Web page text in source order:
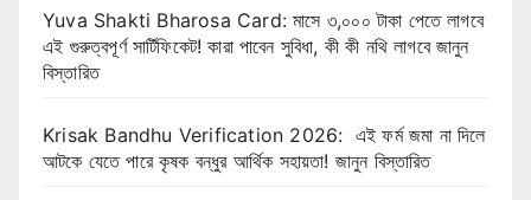
Yuva Shakti Bharosa Card: মাসে ৩,০০০ টাকা পেতে লাগবে
এই গুরুত্বপূর্ণ সার্টিফিকেট! কারা পাবেন সুবিধা, কী কী নথি লাগবে জানুন
বিস্তারিত
Krisak Bandhu Verification 2026: এই ফর্ম জমা না দিলে
আটকে যেতে পারে কৃষক বন্ধুর আর্থিক সহায়তা! জানুন বিস্তারিত